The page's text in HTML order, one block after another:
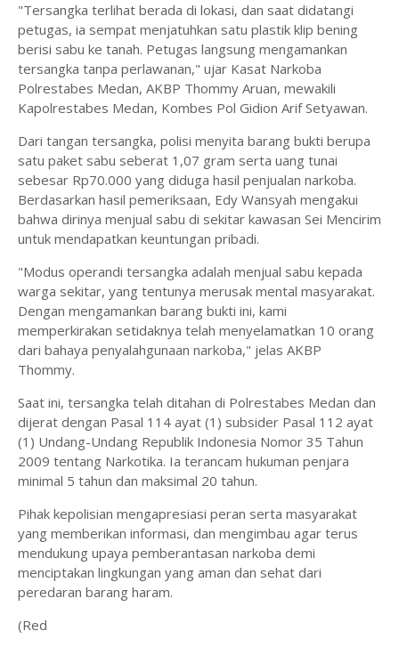
"Tersangka terlihat berada di lokasi, dan saat didatangi
petugas, ia sempat menjatuhkan satu plastik klip bening
berisi sabu ke tanah. Petugas langsung mengamankan
tersangka tanpa perlawanan," ujar Kasat Narkoba
Polrestabes Medan, AKBP Thommy Aruan, mewakili
Kapolrestabes Medan, Kombes Pol Gidion Arif Setyawan.
Dari tangan tersangka, polisi menyita barang bukti berupa
satu paket sabu seberat 1,07 gram serta uang tunai
sebesar Rp70.000 yang diduga hasil penjualan narkoba.
Berdasarkan hasil pemeriksaan, Edy Wansyah mengakui
bahwa dirinya menjual sabu di sekitar kawasan Sei Mencirim
untuk mendapatkan keuntungan pribadi.
"Modus operandi tersangka adalah menjual sabu kepada
warga sekitar, yang tentunya merusak mental masyarakat.
Dengan mengamankan barang bukti ini, kami
memperkirakan setidaknya telah menyelamatkan 10 orang
dari bahaya penyalahgunaan narkoba," jelas AKBP
Thommy.
Saat ini, tersangka telah ditahan di Polrestabes Medan dan
dijerat dengan Pasal 114 ayat (1) subsider Pasal 112 ayat
(1) Undang-Undang Republik Indonesia Nomor 35 Tahun
2009 tentang Narkotika. Ia terancam hukuman penjara
minimal 5 tahun dan maksimal 20 tahun.
Pihak kepolisian mengapresiasi peran serta masyarakat
yang memberikan informasi, dan mengimbau agar terus
mendukung upaya pemberantasan narkoba demi
menciptakan lingkungan yang aman dan sehat dari
peredaran barang haram.
(Red